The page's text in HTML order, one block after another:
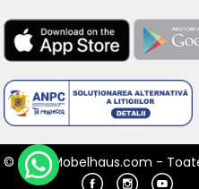
© 2026 Mobelhaus.com -